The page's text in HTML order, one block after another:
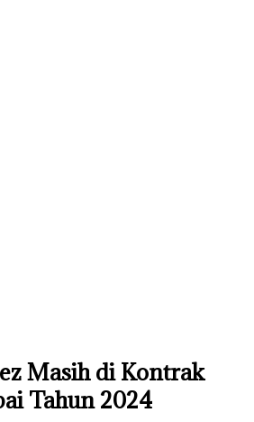
Masih di Kontrak
Tahun 2024